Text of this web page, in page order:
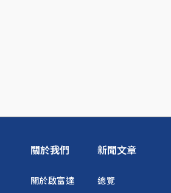
關於我們
關於啟富達
新聞文章
總覽